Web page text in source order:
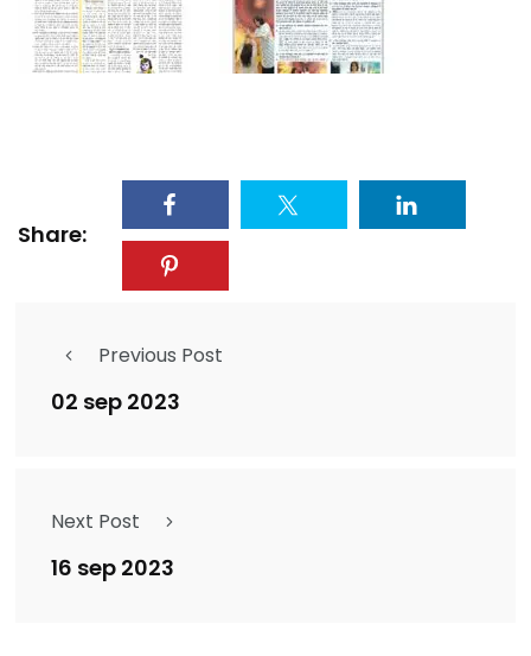
Share:
Previous Post
02 sep 2023
Next Post
16 sep 2023